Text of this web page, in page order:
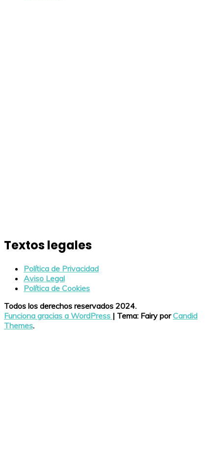
Textos legales
Política de Privacidad
Aviso Legal
Política de Cookies
Todos los derechos reservados 2024.
Funciona gracias a WordPress | Tema: Fairy porCandid
Themes.